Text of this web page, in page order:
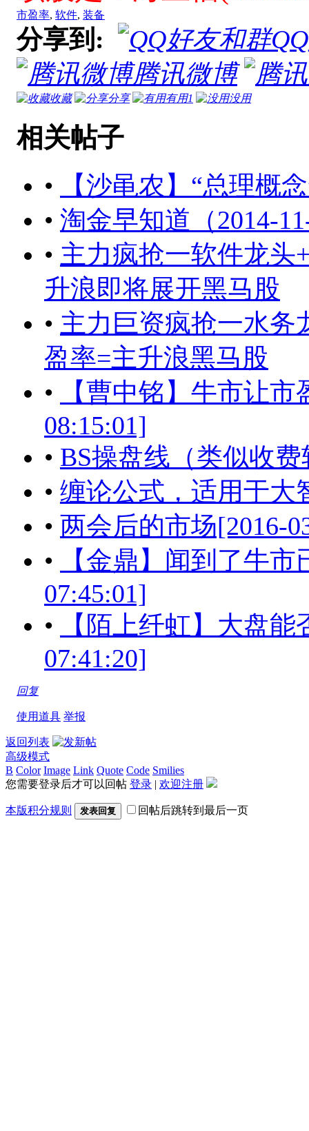
市盈率, 软件, 装备
分享到:
腾讯微博
收藏 分享 有用1 没用
相关帖子
•
【沙黾农】“总理概
• 淘金早知道（2014-
• 主力疯抢一软件龙头
升浪即将展开黑马股
• 主力巨资疯抢一水务
盈率=主升浪黑马股
•
【曹中铭】牛市让
08:15:01]
• BS操盘线（类似收
• 缠论公式，适用于大
• 两会后的市场[2016-
•
【金鼎】闻到了牛
07:45:01]
•
【陌上纤虹】大盘
07:41:20]
回复
使用道具 举报
返回列表
高级模式
B Color Image Link Quote Code Smilies
您需要登录后才可以回帖 登录 | 欢迎注册
本版积分规则 发表回复 回帖后跳转到最后一页